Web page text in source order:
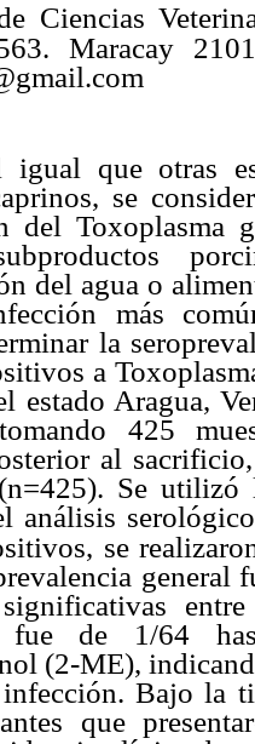
Ciencias
Maracay
que otras
se
del Toxoplasma
del agua o
más
la
a
estado Aragua,
425
al
Se utilizó
análisis
se
significativas
fue de 1/64
(2-ME),
Bajo la
que